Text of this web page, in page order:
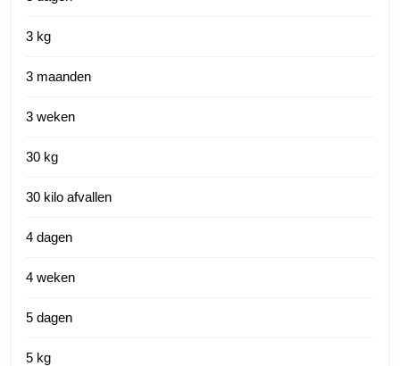
3 kg
3 maanden
3 weken
30 kg
30 kilo afvallen
4 dagen
4 weken
5 dagen
5 kg